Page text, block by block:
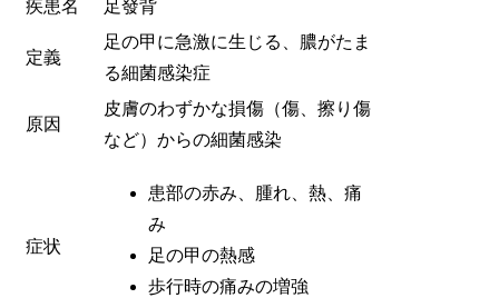
疾患名
足發背
定義
足の甲に急激に生じる、膿がたま
る細菌感染症
原因
皮膚のわずかな損傷（傷、擦り傷
など）からの細菌感染
症状
患部の赤み、腫れ、熱、痛
み
足の甲の熱感
歩行時の痛みの増強